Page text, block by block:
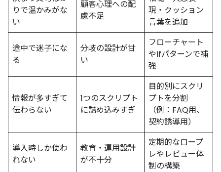
りで温かみがな
い
顧客心理への配
慮不足
現・クッション
言葉を追加
途中で迷子にな
る
分岐の設計が甘
い
フローチャート
やIfパターンで補
強
情報が多すぎて
伝わらない
1つのスクリプト
に詰め込みすぎ
目的別にスクリ
プトを分割
（例：FAQ用、
契約誘導用）
導入時しか使わ
れない
教育・運用設計
が不十分
定期的なロープ
レやレビュー体
制の構築